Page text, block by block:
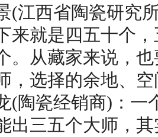
西省陶瓷研究所
来就是四五十个
。从藏家来说，
，选择的余地、
瓷经销商)：一
出三五个大师，